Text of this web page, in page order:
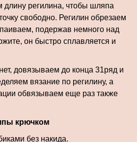
длину регилина, чтобы шляпа
свободно. Регилин обрезаем
подержав немного над
он быстро сплавляется и
довязываем до конца 31ряд и
вязание по регилину, а
обвязываем еще раз также
крючком
без накида.